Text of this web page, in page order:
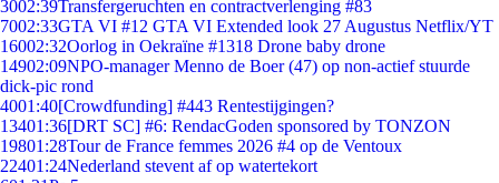
3002:39Transfergeruchten en contractverlenging #83
7002:33GTA VI #12 GTA VI Extended look 27 Augustus Netflix/YT
16002:32Oorlog in Oekraïne #1318 Drone baby drone
14902:09NPO-manager Menno de Boer (47) op non-actief stuurde
dick-pic rond
4001:40[Crowdfunding] #443 Rentestijgingen?
13401:36[DRT SC] #6: RendacGoden sponsored by TONZON
19801:28Tour de France femmes 2026 #4 op de Ventoux
22401:24Nederland stevent af op watertekort